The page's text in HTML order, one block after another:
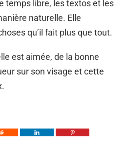
temps libre, les textos et les
naturelle. Elle
qu’il fait plus que tout.
est aimée, de la bonne
sur son visage et cette